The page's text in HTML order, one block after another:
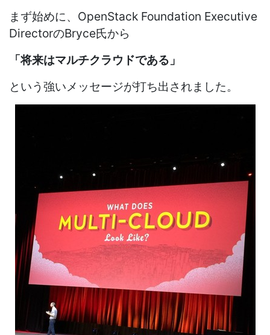
まず始めに、OpenStack Foundation Executive
DirectorのBryce氏から
「将来はマルチクラウドである」
という強いメッセージが打ち出されました。